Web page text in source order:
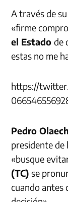
A través de
«firme
el Estadode
estas no me
https://
Pedro
presidente de
«busque
(TC)se
cuando antes